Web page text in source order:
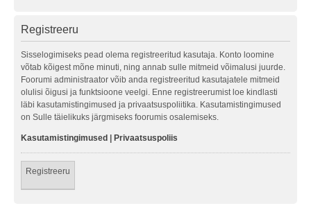
Registreeru
Sisselogimiseks pead olema registreeritud kasutaja. Konto loomine
võtab kõigest mõne minuti, ning annab sulle mitmeid võimalusi juurde.
Foorumi administraator võib anda registreeritud kasutajatele mitmeid
olulisi õigusi ja funktsioone veelgi. Enne registreerumist loe kindlasti
läbi kasutamistingimused ja privaatsuspoliitika. Kasutamistingimused
on Sulle täielikuks järgmiseks foorumis osalemiseks.
Kasutamistingimused Privaatsuspoliis
Registreeru